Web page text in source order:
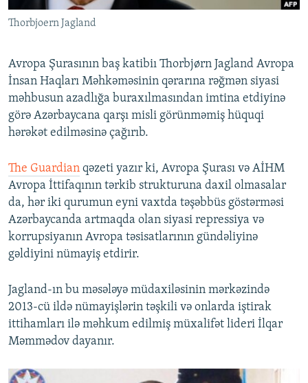
AZADLIQRADIOSU MOBIL TELEFONUNUZDA
BIZIMLƏ ƏLAQƏ
RFE/RL-in bütün saytları
Thorbjoern Jagland
Avropa Şurasının baş katibiı Thorbjørn Jagland Avropa
İnsan Haqları Məhkəməsinin qərarına rəğmən siyasi
məhbusun azadlığa buraxılmasından imtina etdiyinə
görə Azərbaycana qarşı misli görünməmiş hüquqi
hərəkət edilməsinə çağırıb.
The Guardian qəzeti yazır ki, Avropa Şurası və AİHM
Avropa İttifaqının tərkib strukturuna daxil olmasalar
da, hər iki qurumun eyni vaxtda təşəbbüs göstərməsi
Azərbaycanda artmaqda olan siyasi repressiya və
korrupsiyanın Avropa təsisatlarının gündəliyinə
gəldiyini nümayiş etdirir.
Jagland-ın bu məsələyə müdaxiləsinin mərkəzində
2013-cü ildə nümayişlərin təşkili və onlarda iştirak
ittihamları ilə məhkum edilmiş müxalifət lideri İlqar
Məmmədov dayanır.